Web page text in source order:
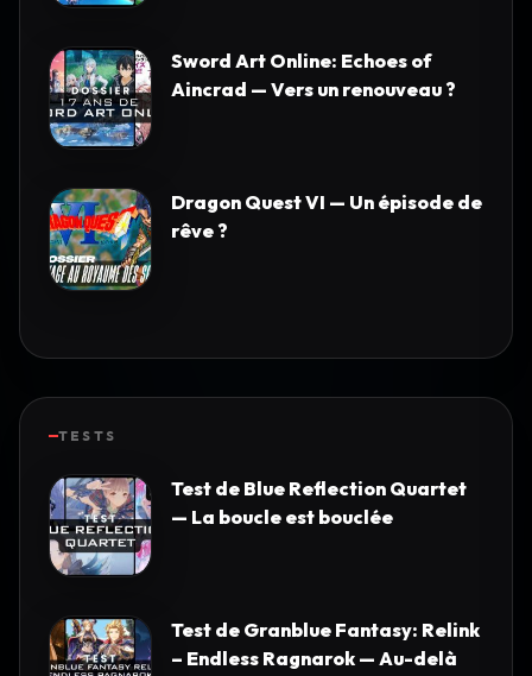
Sword Art Online: Echoes of
Aincrad — Vers un renouveau ?
Dragon Quest VI — Un épisode de
rêve ?
TESTS
Test de Blue Reflection Quartet
— La boucle est bouclée
Test de Granblue Fantasy: Relink
– Endless Ragnarok — Au-delà